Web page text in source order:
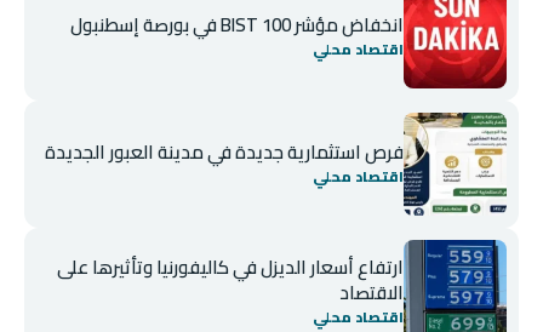
انخفاض مؤشر BIST 100 في بورصة إسطنبول
اقتصاد محلي
فرص استثمارية جديدة في مدينة العبور الجديدة
اقتصاد محلي
ارتفاع أسعار الديزل في كاليفورنيا وتأثيرها على
الاقتصاد
اقتصاد محلي